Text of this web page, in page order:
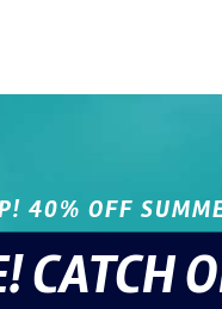
40% OFF
CATCH